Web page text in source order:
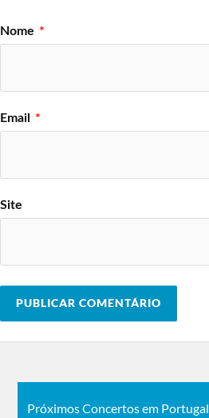
Nome *
Email *
Site
Próximos Concertos em Portugal